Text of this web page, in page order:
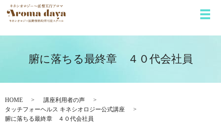
メ
腑に落ちる最終章 ４０代会社員
HOME
講座利用者の声
タッチフォーヘルス キネシオロジー公式講座
腑に落ちる最終章 ４０代会社員